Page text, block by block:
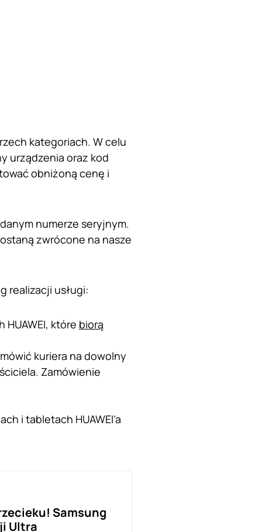
kategoriach. W celu
urządzenia oraz kod
obniżoną cenę i
numerze seryjnym.
zwrócone na nasze
realizacji usługi:
które biorą
kuriera na dowolny
Zamówienie
i tabletach HUAWEI’a
Samsung
Ultra